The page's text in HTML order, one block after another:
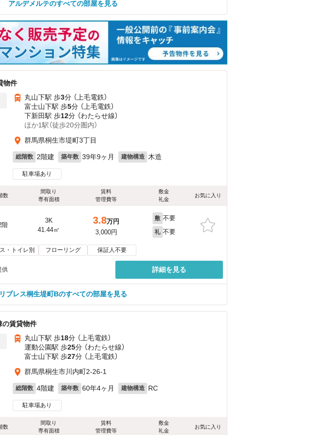
アルデメルテのすべての部屋を見る
物件
丸山下駅 歩3分 （上毛電鉄）
富士山下駅 歩5分 （上毛電鉄）
下新田駅 歩12分 （わたらせ線）
ほか1駅（徒歩20分圏内）
群馬県桐生市堤町3丁目
総階数 2階建 築年数 39年9ヶ月 建物構造 木造
駐車場あり
数
間取り
専有面積
賃料
管理費等
敷金
礼金
お気に入り
階
3K
41.44㎡
3.8万円
3,000円
敷 不要
礼 不要
・トイレ別 フローリング 保証人不要
供 詳細を見る
リブレス桐生堤町Bのすべての部屋を見る
の賃貸物件
丸山下駅 歩18分 （上毛電鉄）
運動公園駅 歩25分 （わたらせ線）
富士山下駅 歩27分 （上毛電鉄）
群馬県桐生市川内町2-26-1
総階数 4階建 築年数 60年4ヶ月 建物構造 RC
駐車場あり
数
間取り
専有面積
賃料
管理費等
敷金
礼金
お気に入り